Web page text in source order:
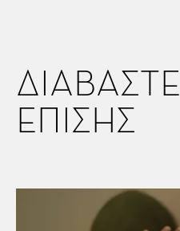
ΔΙΑΒΑΣΤΕ
ΕΠΙΣΗΣ